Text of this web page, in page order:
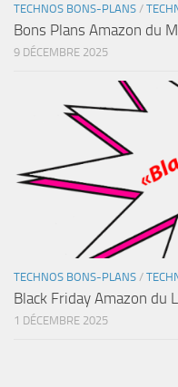
TECHNOS BONS-PLANS /
Bons Plans Amazon du
9 DÉCEMBRE 2025
TECHNOS BONS-PLANS /
Black Friday Amazon du
1 DÉCEMBRE 2025